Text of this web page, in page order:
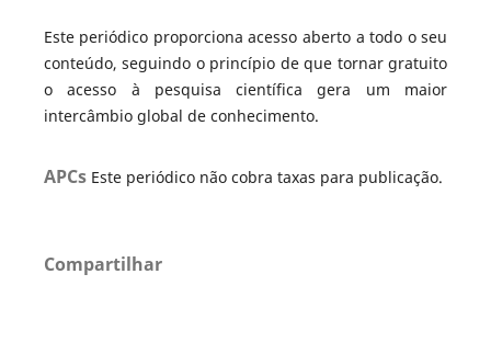
Este periódico proporciona acesso aberto a todo o seu
conteúdo, seguindo o princípio de que tornar gratuito
o acesso à pesquisa científica gera um maior
intercâmbio global de conhecimento.
APCs Este periódico não cobra taxas para publicação.
Compartilhar